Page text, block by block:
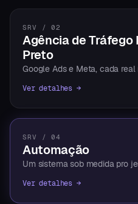
SRV / 02
Agência de Tráfego
Preto
Google Ads e Meta, cada real
Ver detalhes →
SRV / 04
Automação
Um sistema sob medida pro
Ver detalhes →